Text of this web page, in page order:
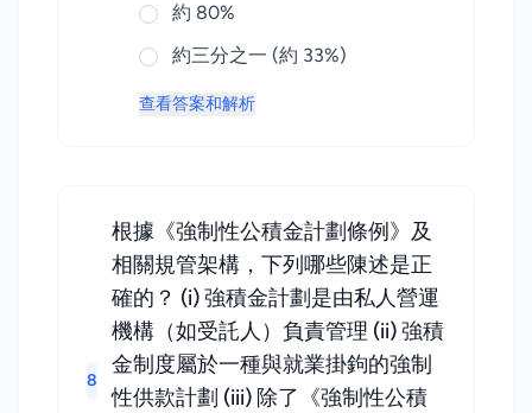
約 80%
約三分之一 (約 33%)
查看答案和解析
8
根據《強制性公積金計劃條例》及
相關規管架構，下列哪些陳述是正
確的？ (i) 強積金計劃是由私人營運
機構（如受託人）負責管理 (ii) 強積
金制度屬於一種與就業掛鉤的強制
性供款計劃 (iii) 除了《強制性公積